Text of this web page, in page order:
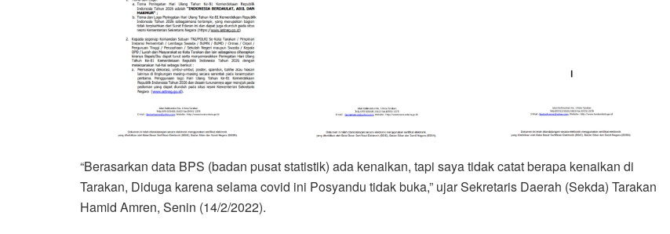
“Berasarkan data BPS (badan pusat statistik) ada kenaikan, tapi saya tidak catat berapa kenaikan di
Tarakan, Diduga karena selama covid ini Posyandu tidak buka,” ujar Sekretaris Daerah (Sekda) Tarakan
Hamid Amren, Senin (14/2/2022).